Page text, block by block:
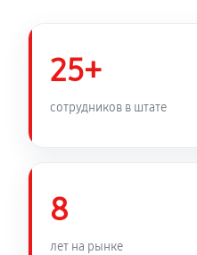
Замена разъема SIM-карты
Ремонт кнопки питания
25+
сотрудников в штате
8
лет на рынке